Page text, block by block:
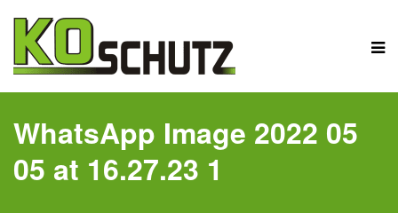
WhatsApp Image 2022 05
05 at 16.27.23 1